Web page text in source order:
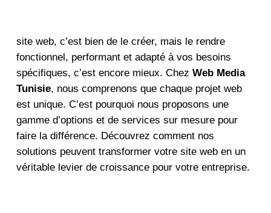
site web, c’est bien de le créer, mais le rendre
fonctionnel, performant et adapté à vos besoins
spécifiques, c’est encore mieux. Chez Web Media
Tunisie, nous comprenons que chaque projet web
est unique. C’est pourquoi nous proposons une
gamme d’options et de services sur mesure pour
faire la différence. Découvrez comment nos
solutions peuvent transformer votre site web en un
véritable levier de croissance pour votre entreprise.